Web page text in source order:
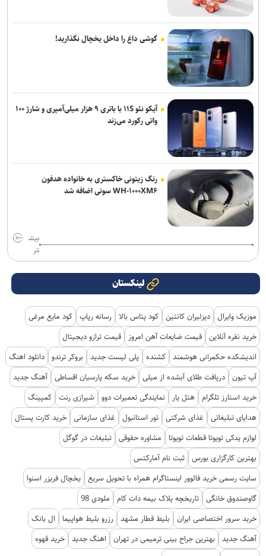
گوشی داغ را داخل یخچال نگذارید!
آیکو نئو ۱۱S با باتری ۹ هزار میلی‌آمپری و شارژ ۱۰۰
واتی رکورد می‌زند
رنگ زیتونی خاکستری به خانواده هدفون
WH-۱۰۰۰XM۶ سونی اضافه شد
بیش
تر
لینکستان
موزیک وایرال دیزلیران کانتین کود پتاس بالا رسانه رپاپ کود مایع مرغی
خرید نقره آنلاین قیمت ضایعات آهن امروز
قیمت ترازو دیجیتال
اندیشکده حکمرانی هوشمند کشنده پلی لیست جدید بروکر ترندو دانلود اهنگ
آپ تیون دریافت طلای آبشده از میلی خرید سکه پارسیان اقساطی آهنگ جدید
خرید استارز تلگرام هتل یار نمایندگی تعمیرات دوو شیرازی رنت کمپینگ
هدایای تبلیغاتی
غذای شرکتی تور استانبول غذای سازمانی خرید کارت پستال
لوازم یدکی تویوتا قطعات تویوتا
مشاوره حقوقی تبلیغات در گوگل
بهترین کارگزاری بورس ثبت نام آمارکتس
سایت رسمی خرید فالوور اینستاگرام همراه با تحویل سریع یخچال فریزر اسنوا
گاوصندوق خانگی تاریخچه پلاک بیمه دات کام
ملودی 98
خرید سرور اختصاصی ایران
بلیط قطار مشهد رزرو بلیط هواپیما
ال بانک
آهنگ جدید
بهترین جراح بینی ترمیمی در تهران اهنگ جدید خرید قهوه